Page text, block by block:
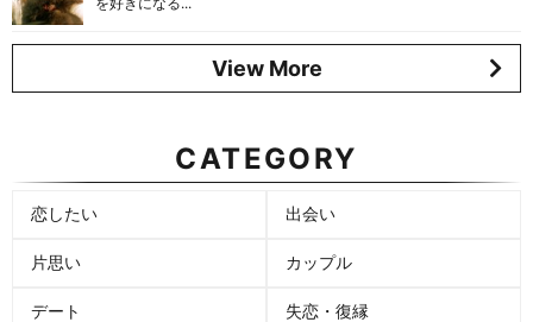
View More
CATEGORY
恋したい 出会い
片思い カップル
デート 失恋・復縁